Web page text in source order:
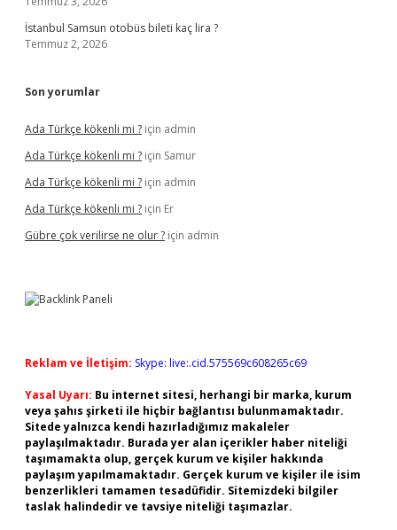
İstanbul Samsun otobüs bileti kaç lira ?
Temmuz 2, 2026
Son yorumlar
Ada Türkçe kökenli mi ? için admin
Ada Türkçe kökenli mi ? için Samur
Ada Türkçe kökenli mi ? için admin
Ada Türkçe kökenli mi ? için Er
Gübre çok verilirse ne olur ? için admin
Reklam ve İletişim: Skype: live:.cid.575569c608265c69
Yasal Uyarı: Bu internet sitesi, herhangi bir marka, kurum
veya şahıs şirketi ile hiçbir bağlantısı bulunmamaktadır.
Sitede yalnızca kendi hazırladığımız makaleler
paylaşılmaktadır. Burada yer alan içerikler haber niteliği
taşımamakta olup, gerçek kurum ve kişiler hakkında
paylaşım yapılmamaktadır. Gerçek kurum ve kişiler ile isim
benzerlikleri tamamen tesadüfidir. Sitemizdeki bilgiler
taslak halindedir ve tavsiye niteliği taşımazlar.